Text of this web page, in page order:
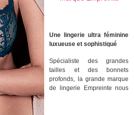
Une lingerie ultra féminine
luxueuse et sophistiqué
Spécialiste des grandes
tailles et des bonnets
profonds, la grande marque
de lingerie Empreinte nous